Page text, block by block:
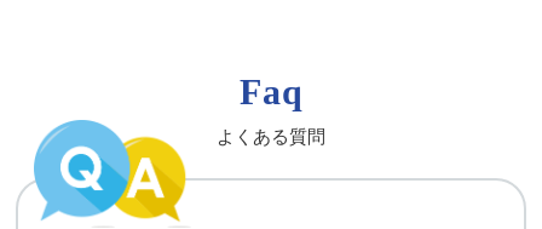
Faq
よくある質問